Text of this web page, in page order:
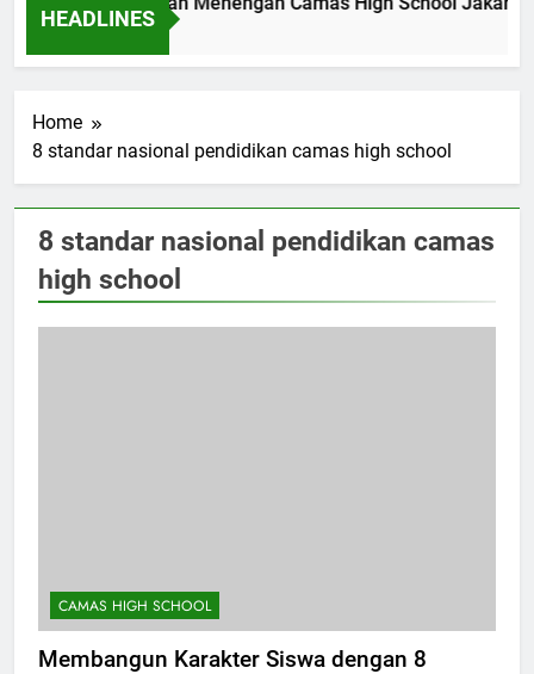
HEADLINES
Home
8 standar nasional pendidikan camas high school
8 standar nasional pendidikan camas
high school
CAMAS HIGH SCHOOL
Membangun Karakter Siswa dengan 8